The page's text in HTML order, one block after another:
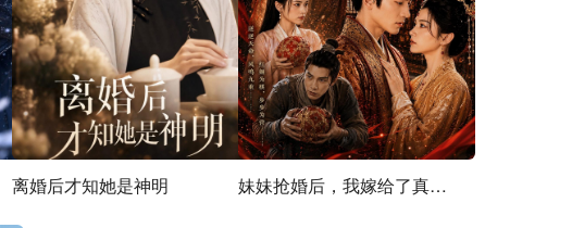
离婚后才知她是神明 妹妹抢婚后，我嫁给了真龙天子